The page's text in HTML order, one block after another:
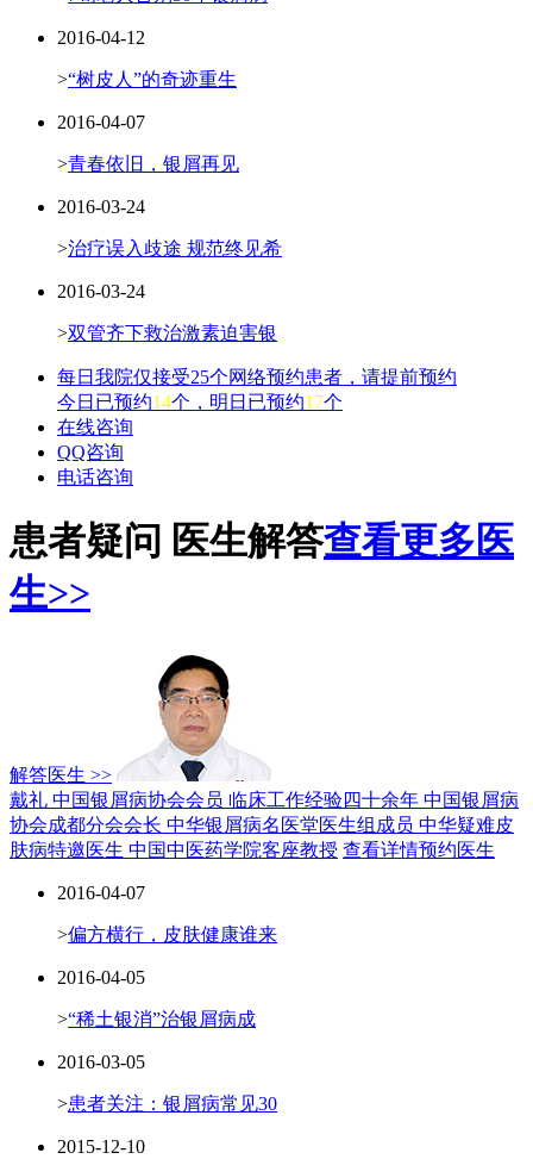
2016-04-12
>“树皮人”的奇迹重生
2016-04-07
>青春依旧，银屑再见
2016-03-24
>治疗误入歧途 规范终见希
2016-03-24
>双管齐下救治激素迫害银
每日我院仅接受25个网络预约患者，请提前预约
今日已预约14个，明日已预约17个
在线咨询
QQ咨询
电话咨询
患者疑问 医生解答查看更多医
生>>
解答医生 >>
戴礼 中国银屑病协会会员 临床工作经验四十余年 中国银屑病
协会成都分会会长 中华银屑病名医堂医生组成员 中华疑难皮
肤病特邀医生 中国中医药学院客座教授 查看详情预约医生
2016-04-07
>偏方横行，皮肤健康谁来
2016-04-05
>“稀土银消”治银屑病成
2016-03-05
>患者关注：银屑病常见30
2015-12-10